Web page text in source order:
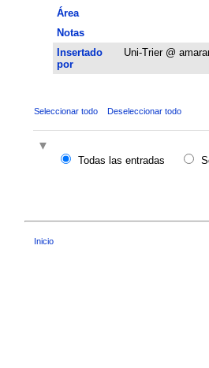
Área
Notas
Insertado
por
Uni-Trier @
Seleccionar todo Deseleccionar todo
Todas las entradas
Inicio